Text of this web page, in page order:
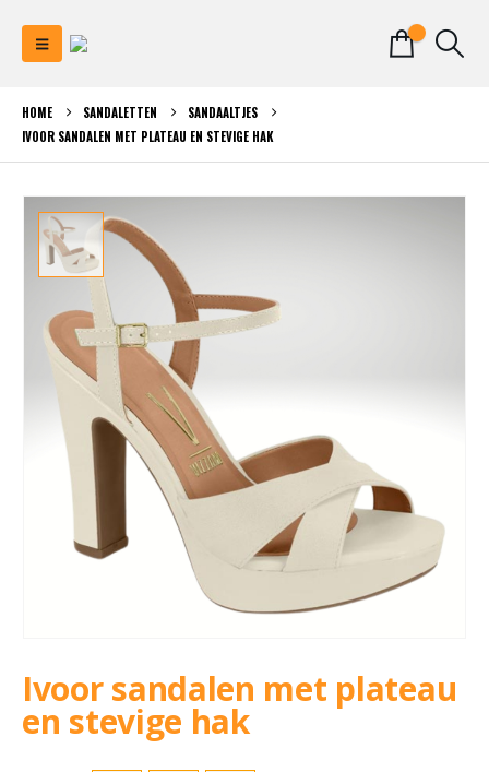
HOME SANDALETTEN
SANDAALTJES
IVOOR SANDALEN MET PLATEAU EN STEVIGE HAK
Ivoor sandalen met plateau
en stevige hak